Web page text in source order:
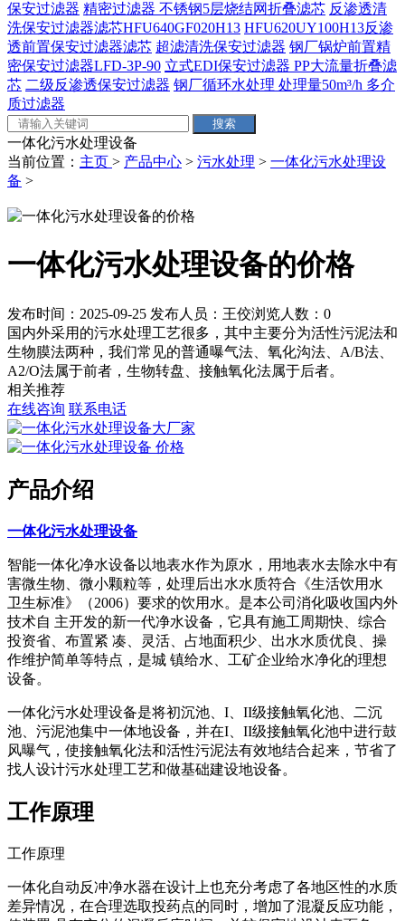
保安过滤器 精密过滤器 不锈钢5层烧结网折叠滤芯 反渗透清
洗保安过滤器滤芯HFU640GF020H13 HFU620UY100H13反渗
透前置保安过滤器滤芯 超滤清洗保安过滤器 钢厂锅炉前置精
密保安过滤器LFD-3P-90 立式EDI保安过滤器 PP大流量折叠滤
芯 二级反渗透保安过滤器 钢厂循环水处理 处理量50m³/h 多介
质过滤器
一体化污水处理设备
当前位置： 主页 > 产品中心 > 污水处理 > 一体化污水处理设
备 >
一体化污水处理设备的价格
发布时间：2025-09-25 发布人员：王佼浏览人数： 0
国内外采用的污水处理工艺很多，其中主要分为活性污泥法和
生物膜法两种，我们常见的普通曝气法、氧化沟法、A/B法、
A2/O法属于前者，生物转盘、接触氧化法属于后者。
相关推荐
在线咨询 联系电话
产品介绍
一体化污水处理设备
智能一体化净水设备以地表水作为原水，用地表水去除水中有
害微生物、微小颗粒等，处理后出水水质符合《生活饮用水
卫生标准》（2006）要求的饮用水。是本公司消化吸收国内外
技术自 主开发的新一代净水设备，它具有施工周期快、综合
投资省、布置紧 凑、灵活、占地面积少、出水水质优良、操
作维护简单等特点，是城 镇给水、工矿企业给水净化的理想
设备。
一体化污水处理设备是将初沉池、I、II级接触氧化池、二沉
池、污泥池集中一体地设备，并在I、II级接触氧化池中进行鼓
风曝气，使接触氧化法和活性污泥法有效地结合起来，节省了
找人设计污水处理工艺和做基础建设地设备。
工作原理
工作原理
一体化自动反冲净水器在设计上也充分考虑了各地区性的水质
差异情况，在合理选取投药点的同时，增加了混凝反应功能，